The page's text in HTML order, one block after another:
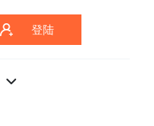
登陆